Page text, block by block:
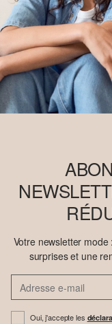
Votre newsletter
surprises et une
Oui, j'accepte les